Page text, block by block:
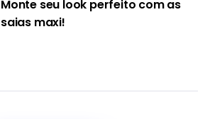
Monte seu look perfeito com as
saias maxi!